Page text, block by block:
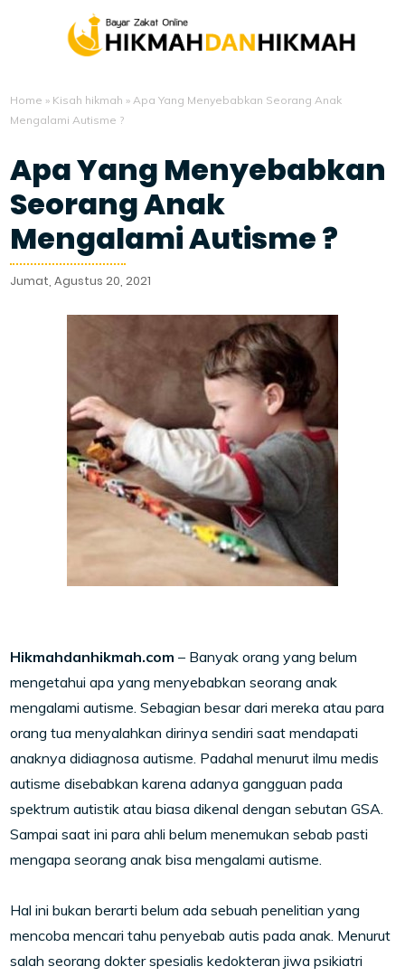
Home » Kisah hikmah »Apa Yang Menyebabkan Seorang Anak
Mengalami Autisme ?
Apa Yang Menyebabkan
Seorang Anak
Mengalami Autisme ?
Jumat, Agustus 20, 2021
Hikmahdanhikmah.com – Banyak orang yang belum
mengetahui apa yang menyebabkan seorang anak
mengalami autisme. Sebagian besar dari mereka atau para
orang tua menyalahkan dirinya sendiri saat mendapati
anaknya didiagnosa autisme. Padahal menurut ilmu medis
autisme disebabkan karena adanya gangguan pada
spektrum autistik atau biasa dikenal dengan sebutan GSA.
Sampai saat ini para ahli belum menemukan sebab pasti
mengapa seorang anak bisa mengalami autisme.
Hal ini bukan berarti belum ada sebuah penelitian yang
mencoba mencari tahu penyebab autis pada anak. Menurut
salah seorang dokter spesialis kedokteran jiwa psikiatri